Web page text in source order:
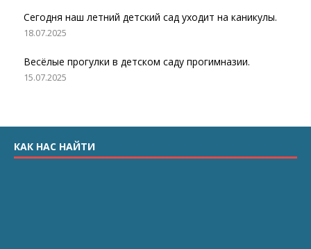
Сегодня наш летний детский сад уходит на каникулы.
18.07.2025
Весёлые прогулки в детском саду прогимназии.
15.07.2025
КАК НАС НАЙТИ